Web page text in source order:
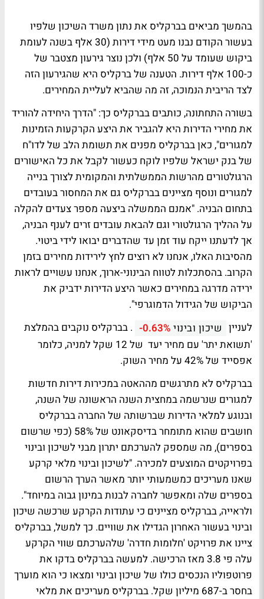
בהמשך מביאים בברקליס את נתון משרד השיכון שלפיו
בעשור הקודם נבנו מעט מידי דירות (30 אלף בשנה לעומת
ביקוש שעומד על 50 אלף) ולכן נוצר גירעון מצטבר של
כ-100 אלף דירות. הטענה של ברקליס היא שהגירעון הזה
לצד הריבית הנמוכה, זה מה שהביא לעליית המחירים.
בשורה התחתונה, כותבים בברקליס כך: "הדרך היחידה להוריד
את מחירי הדירות היא להגביר את היצע הקרקעות הזמינות
למגורים", כאן בברקליס מפנים את תשומת הלב של לדו"ח
של בנק ישראל שלפיו לוקח כעשור לקבל את כל האישורים
הרגולטורים מהרשות הממשלתית והמקומית לצורך בנייה
למגורים ונוסף מציינים בברקליס גם את המחסור בעובדים
בתחום הבניה. "אמנם הממשלה ביצעה מספר צעדים להקלה
על ההליך הרגולטורי וגם להבאת עובדים זרים לענף הבניה,
אך לדעתנו ייקח עוד זמן עד שהדברים יבואו לידי ביטוי.
מהסיבות האלו, אנחנו לא רוצים לחץ לירידות מחירים בזמן
הקרוב. בהסתכלות לטווח הבינוני-ארוך, אנחנו עשויים לראות
ירידה מדרגה במחירים כאשר היצע הדירות ידביק את
הביקוש של הגידול הדמוגרפי".
לעניין שיכון ובינוי -0.63% . בברקליס נוקבים בהמלצת
'תשואת יתר' עם מחיר יעד של 12 שקל למניה, כלומר
אפסייד של 42% על מחיר השוק.
בברקליס לא מתרגשים מההאטה במכירות דירות חדשות
למגורים שנרשמה במחצית השנה הראשונה של השנה,
ובנוגע למלאי הדירות שברשותה של החברה בברקליס
חושבים שהוא מתומחר בדיסקאונט של 58% (כפי שרשום
בספרים), מה שמספק להערכתם יתרון מבני לשיכון ובינוי
בפרויקטים המוצעים למכירה. "לשיכון ובינוי מלאי קרקע
שאנו מעריכים כמשמעותי יותר מאשר הערך הרשום
בספרים שלה ומאפשר לחברה לבנות במינון גבוה במיוחד".
ולראייה, בברקליס מציינים כי עתודות הקרקע שרכשה שיכון
ובינוי בעשור האחרון הגדילו את שוויים. כך למשל, בברקליס
ציינו את פרויקט 'חלומות חדרה' שלהערכתם שווי הקרקע
עלה פי 3.8 מאז הרכישה. למעשה בברקליס בדקו את
פרוטפוליו הנכסים כולו של שיכון ובינוי ומצאו כי הוא מוערך
בחסר ב-687 מיליון שקל. בברקליס מעריכים את מלאי